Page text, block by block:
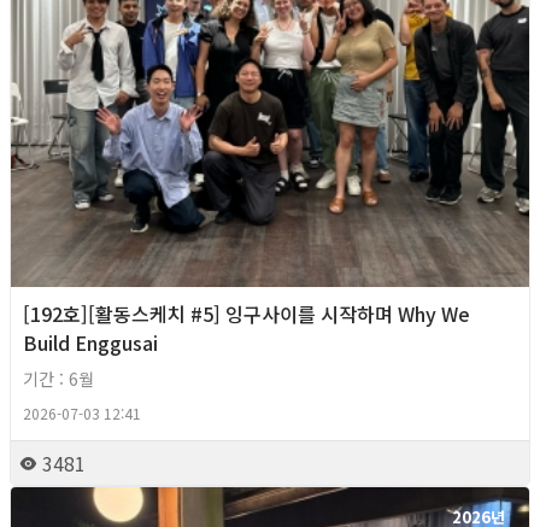
[192호][활동스케치 #5] 잉구사이를 시작하며 Why We
Build Enggusai
기간 : 6월
2026-07-03 12:41
3481
2026년